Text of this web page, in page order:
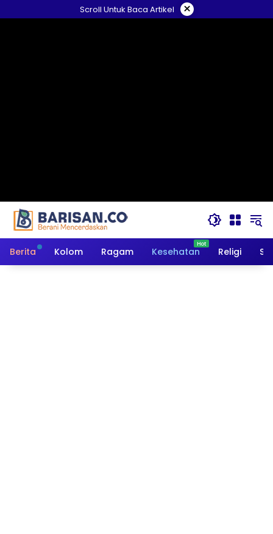
ke
Scroll Untuk Baca Artikel ×
Berita Kolom Ragam Kesehatan Religi